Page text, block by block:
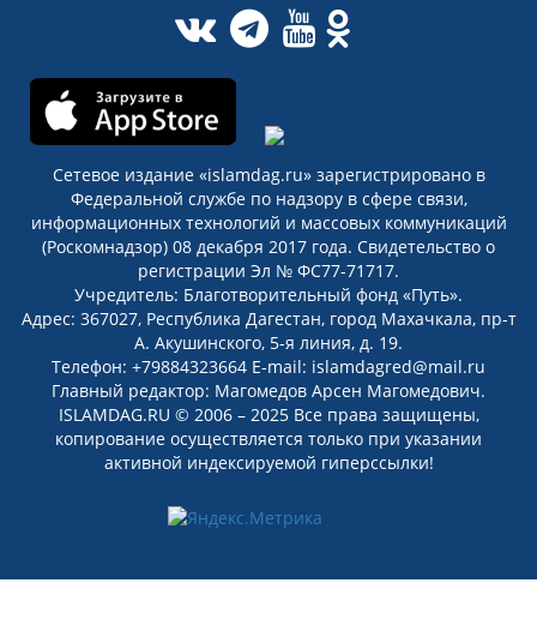
Сетевое издание «islamdag.ru» зарегистрировано в
Федеральной службе по надзору в сфере связи,
информационных технологий и массовых коммуникаций
(Роскомнадзор) 08 декабря 2017 года. Свидетельство о
регистрации Эл № ФС77-71717.
Учредитель: Благотворительный фонд «Путь».
Адрес: 367027, Республика Дагестан, город Махачкала, пр-т
А. Акушинского, 5-я линия, д. 19.
Телефон: +79884323664 E-mail: islamdagred@mail.ru
Главный редактор: Магомедов Арсен Магомедович.
ISLAMDAG.RU © 2006 – 2025 Все права защищены,
копирование осуществляется только при указании
активной индексируемой гиперссылки!